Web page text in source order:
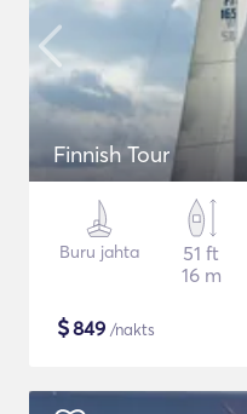
Finnish Tour
Buru jahta
51 ft
16 m
$849 /nakts